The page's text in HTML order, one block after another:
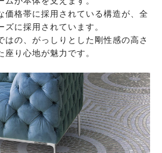
価格帯に採用されている構造が、全
に採用されています。
はの、がっしりとした剛性感の高さ
り心地が魅力です。